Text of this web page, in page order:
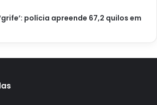
polícia apreende 67,2 quilos em